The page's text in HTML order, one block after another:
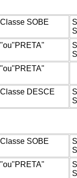
SOBE
DESCE
SOBE